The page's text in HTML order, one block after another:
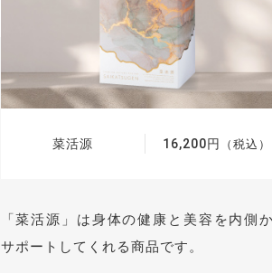
菜活源 16,200円 （税込）
「菜活源」は身体の健康と美容を内側
サポートしてくれる商品です。